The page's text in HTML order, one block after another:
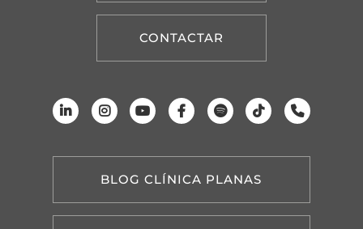
CONTACTAR
BLOG CLÍNICA PLANAS